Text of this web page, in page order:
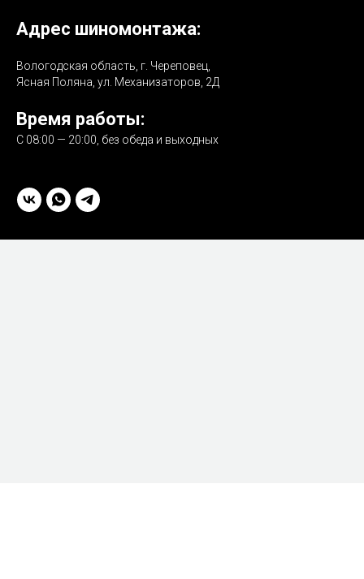
Адрес шиномонтажа:
Вологодская область, г. Череповец,
Ясная Поляна, ул. Механизаторов, 2Д
Время работы:
С 08:00 — 20:00, без обеда и выходных